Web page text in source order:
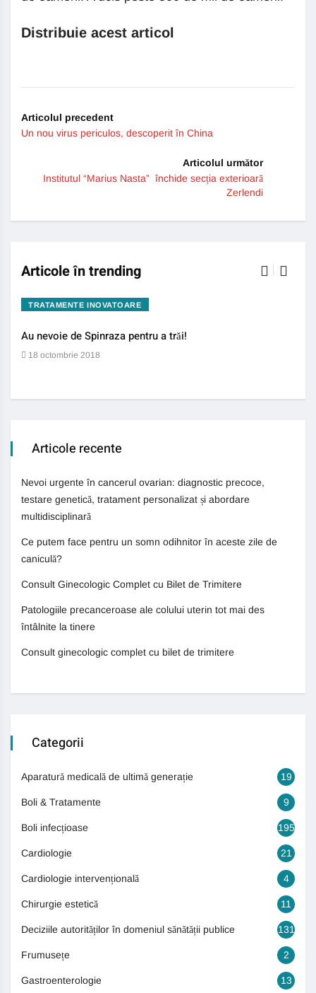
Distribuie acest articol
Articolul precedent
Un nou virus periculos, descoperit în China
Articolul următor
Institutul “Marius Nasta” închide secția exterioară
Zerlendi
Articole în trending
TRATAMENTE INOVATOARE
Au nevoie de Spinraza pentru a trăi!
18 octombrie 2018
Articole recente
Nevoi urgente în cancerul ovarian: diagnostic precoce,
testare genetică, tratament personalizat și abordare
multidisciplinară
Ce putem face pentru un somn odihnitor în aceste zile de
caniculă?
Consult Ginecologic Complet cu Bilet de Trimitere
Patologiile precanceroase ale colului uterin tot mai des
întâlnite la tinere
Consult ginecologic complet cu bilet de trimitere
Categorii
Aparatură medicală de ultimă generație 19
Boli & Tratamente 9
Boli infecțioase 195
Cardiologie 21
Cardiologie intervențională 4
Chirurgie estetică 11
Deciziile autorităților în domeniul sănătății publice 131
Frumusețe 2
Gastroenterologie 13